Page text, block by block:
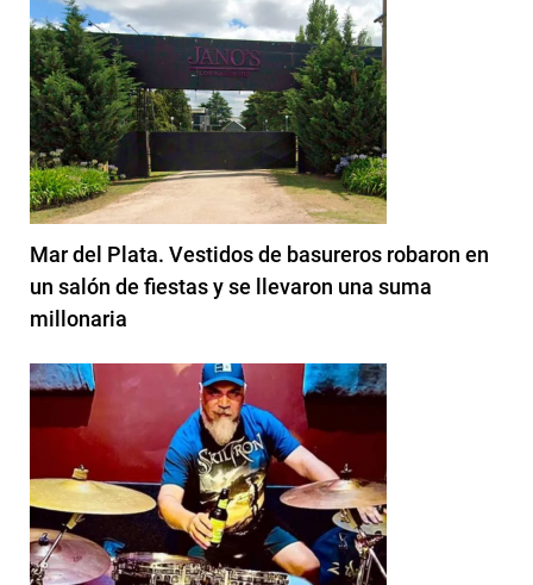
Mar del Plata. Vestidos de basureros robaron en
un salón de fiestas y se llevaron una suma
millonaria